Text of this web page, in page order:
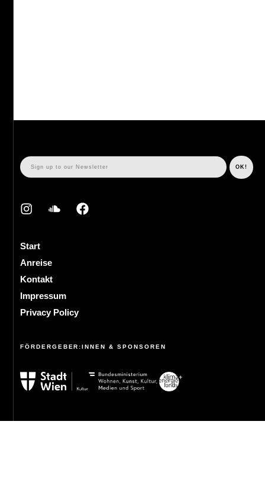
Start
Anreise
Kontakt
Impressum
Privacy Policy
FÖRDERGEBER:INNEN & SPONSOREN